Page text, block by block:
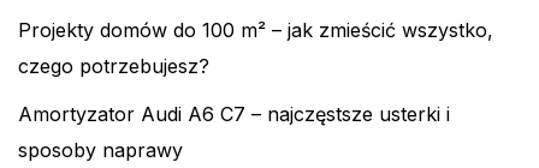
Projekty domów do 100 m² – jak zmieścić wszystko,
czego potrzebujesz?
Amortyzator Audi A6 C7 – najczęstsze usterki i
sposoby naprawy